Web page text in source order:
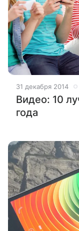
31 декабря 2014
Видео: 10
года